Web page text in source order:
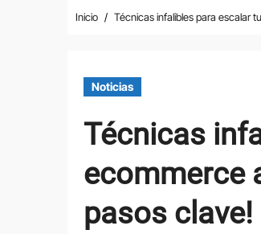
Inicio Técnicas infalibles para escalar
Noticias
Técnicas
ecommerce
pasos clave!